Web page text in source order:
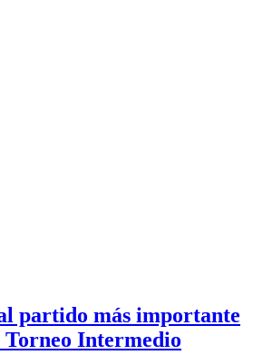
partido más importante
Torneo Intermedio